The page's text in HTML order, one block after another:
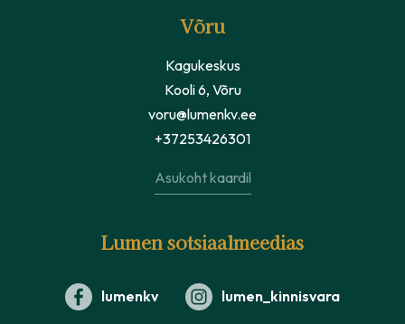
Võru
Kagukeskus
Kooli 6, Võru
voru@lumenkv.ee
+37253426301
Asukoht kaardil
Lumen sotsiaalmeedias
lumenkv lumen_kinnisvara